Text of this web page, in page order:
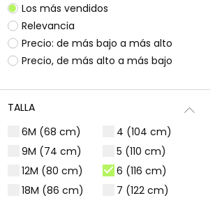
Los más vendidos
Relevancia
Precio: de más bajo a más alto
Precio, de más alto a más bajo
TALLA
6M (68 cm)
9M (74 cm)
12M (80 cm)
18M (86 cm)
4 (104 cm)
5 (110 cm)
6 (116 cm)
7 (122 cm)